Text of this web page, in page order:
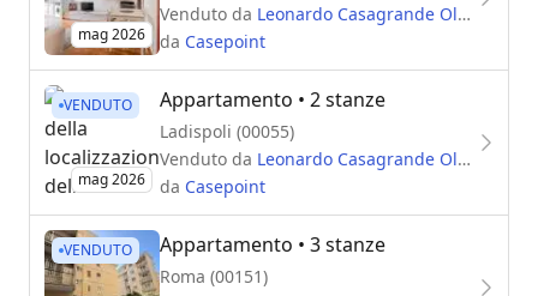
mag 2026
Venduto da Leonardo Casagrande Oliva
da Casepoint
VENDUTO
mag 2026
Appartamento • 2 stanze
Ladispoli (00055)
Venduto da Leonardo Casagrande Oliva
da Casepoint
VENDUTO Appartamento • 3 stanze
Roma (00151)